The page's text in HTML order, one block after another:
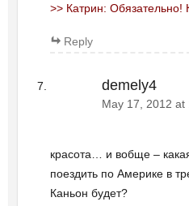
>> Катрин: Обязательно!
Reply
demely4
May 17, 2012 at
красота… и вобще –
поездить по Америке в
Каньон будет?